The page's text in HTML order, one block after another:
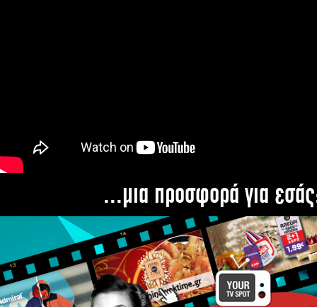
...μια προσφορά για